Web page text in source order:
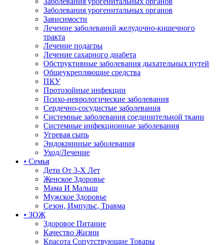
Заболевания урогенитальных органов
Зависимости
Лечение заболеваний желудочно-кишечного
тракта
Лечение подагры
Лечение сахарного диабета
Обструктивные заболевания дыхательных путей
Общеукрепляющие средства
ПКУ
Протозойные инфекции
Психо-неврологические заболевания
Сердечно-сосудистые заболевания
Системные заболевания соединительной ткани
Системные инфекционные заболевания
Угревая сыпь
Эндокринные заболевания
Уход/Лечение
• Семья
Дети От 3-Х Лет
Женское Здоровье
Мама И Малыш
Мужское Здоровье
Сезон, Импульс, Травма
• ЗОЖ
Здоровое Питание
Качество Жизни
Красота Сопутствующие Товары